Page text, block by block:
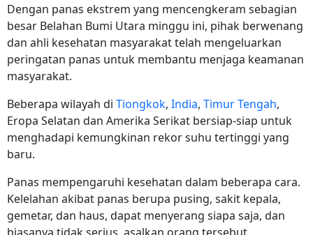
Dengan panas ekstrem yang mencengkeram sebagian
besar Belahan Bumi Utara minggu ini, pihak berwenang
dan ahli kesehatan masyarakat telah mengeluarkan
peringatan panas untuk membantu menjaga keamanan
masyarakat.
Beberapa wilayah di Tiongkok, India, Timur Tengah,
Eropa Selatan dan Amerika Serikat bersiap-siap untuk
menghadapi kemungkinan rekor suhu tertinggi yang
baru.
Panas mempengaruhi kesehatan dalam beberapa cara.
Kelelahan akibat panas berupa pusing, sakit kepala,
gemetar, dan haus, dapat menyerang siapa saja, dan